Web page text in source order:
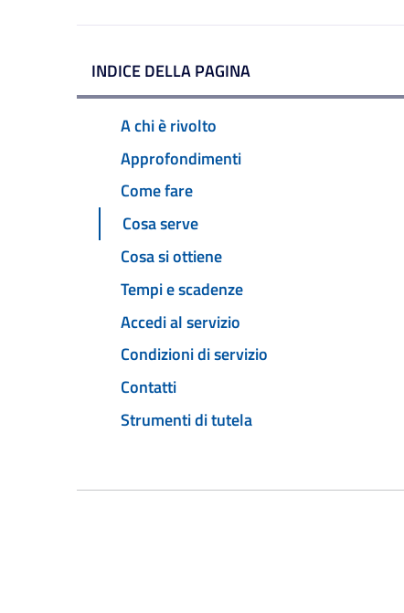
INDICE DELLA PAGINA
A chi è rivolto
Approfondimenti
Come fare
Cosa serve
Cosa si ottiene
Tempi e scadenze
Accedi al servizio
Condizioni di servizio
Contatti
Strumenti di tutela